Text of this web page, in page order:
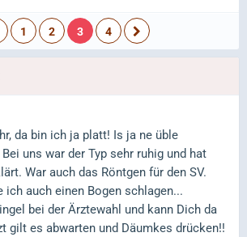
1 2 3 4
da bin ich ja platt! Is ja ne üble
Bei uns war der Typ sehr ruhig und hat
War auch das Röntgen für den SV.
ich auch einen Bogen schlagen...
bei der Ärztewahl und kann Dich da
gilt es abwarten und Däumkes drücken!!